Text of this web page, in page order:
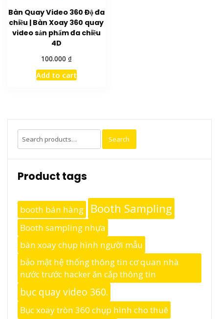
Bàn Quay Video 360 Độ đa
chiều | Bàn Xoay 360 quay
video sản phẩm đa chiều
4D
100.000 ₫
Add to cart
Search
for:
Search
Product tags
booth bán hàng Booth Sampling
Booth sampling nhựa
bàn xoay chụp hình người mẫu
bảo mật hệ thống thông tin cơ quan nhà
nước trước hacker ăn cắp thông tin
bục quay video 360.
Bục xoay tròn 360 chụp hình cho thuê